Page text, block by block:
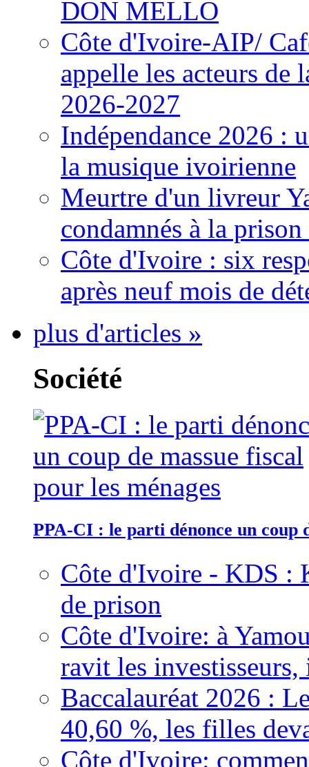
DON MELLO
Côte d'Ivoire-AIP/
appelle les acteurs de
2026-2027
Indépendance 2026 :
la musique ivoirienne
Meurtre d'un livreur
condamnés à la
Côte d'Ivoire : six
après neuf mois de
plus d'articles »
Société
PPA-CI : le parti dénonce un coup
Côte d'Ivoire - KDS :
de prison
Côte d'Ivoire: à
ravit les
Baccalauréat 2026 :
40,60 %, les filles
Côte d'Ivoire: